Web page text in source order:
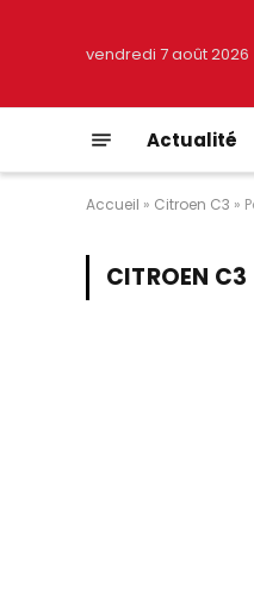
vendredi 7 août 2026
Actualité
Accueil » Citroen C3 »
CITROEN C3